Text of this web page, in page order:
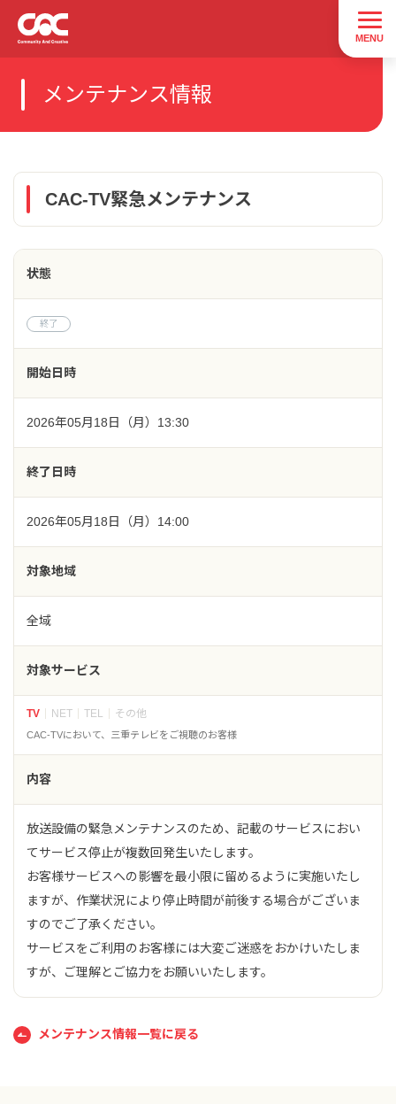
メンテナンス情報
CAC-TV緊急メンテナンス
状態
終了
開始日時
2026年05月18日（月）13:30
終了日時
2026年05月18日（月）14:00
対象地域
全域
対象サービス
TV NET TEL その他
CAC-TVにおいて、三重テレビをご視聴のお客様
内容
放送設備の緊急メンテナンスのため、記載のサービスにおい
てサービス停止が複数回発生いたします。
お客様サービスへの影響を最小限に留めるように実施いたし
ますが、作業状況により停止時間が前後する場合がございま
すのでご了承ください。
サービスをご利用のお客様には大変ご迷惑をおかけいたしま
すが、ご理解とご協力をお願いいたします。
メンテナンス情報一覧に戻る